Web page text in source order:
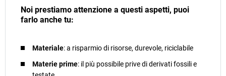
Noi prestiamo attenzione a questi aspetti, puoi
farlo anche tu:
Materiale: a risparmio di risorse, durevole, riciclabile
Materie prime: il più possibile prive di derivati fossili e